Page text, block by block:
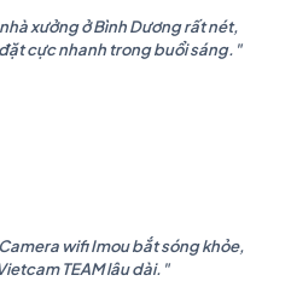
xưởng ở Bình Dương rất nét,
cực nhanh trong buổi sáng."
wifi Imou bắt sóng khỏe,
TEAM lâu dài."